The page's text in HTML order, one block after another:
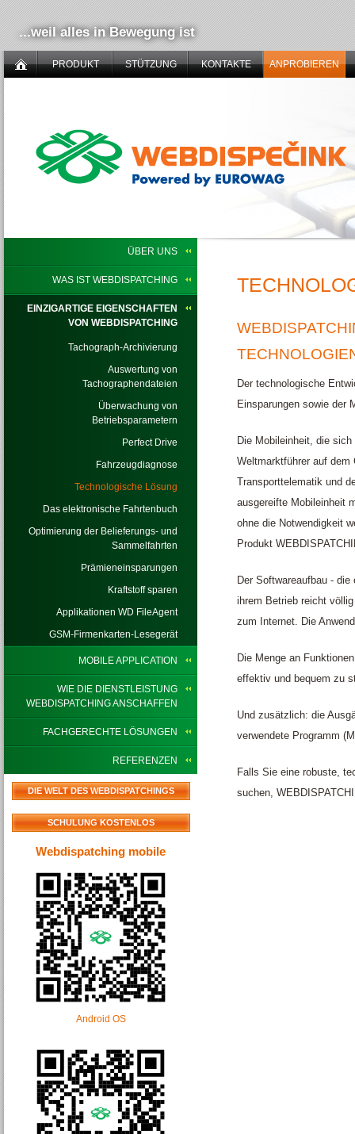
...weil alles in Bewegung ist
PRODUKT STÜTZUNG KONTAKTE ANPROBIEREN
ÜBER UNS
WAS IST WEBDISPATCHING
EINZIGARTIGE EIGENSCHAFTEN
VON WEBDISPATCHING
Tachograph-Archivierung
Auswertung von
Tachographendateien
Überwachung von
Betriebsparametern
Perfect Drive
Fahrzeugdiagnose
Technologische Lösung
Das elektronische Fahrtenbuch
Optimierung der Belieferungs- und
Sammelfahrten
Prämieneinsparungen
Kraftstoff sparen
Applikationen WD FileAgent
GSM-Firmenkarten-Lesegerät
MOBILE APPLICATION
WIE DIE DIENSTLEISTUNG
WEBDISPATCHING ANSCHAFFEN
FACHGERECHTE LÖSUNGEN
REFERENZEN
DIE WELT DES WEBDISPATCHINGS
SCHULUNG KOSTENLOS
Webdispatching mobile
Android OS
Der technologische
Einsparungen sowie der
Die Mobileinheit, die
Weltmarktführer auf dem
Transporttelematik und
ausgereifte Mobileinheit
ohne die Notwendigkeit
Produkt
Der Softwareaufbau -
ihrem Betrieb reicht
zum Internet. Die
Die Menge an
effektiv und bequem zu
Und zusätzlich: die
verwendete Programm
Falls Sie eine robuste,
suchen,